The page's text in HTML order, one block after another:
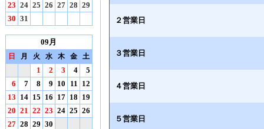
23 24 25 26 27 28 29
30 31
09月
日 月 火 水 木 金 土
1 2 3 4
5
6
7 8 9 10 11 12
13 14 15 16 17 18 19
20 21 22 23 24 25 26
27 28 29 30
２営業日
３営業日
４営業日
５営業日